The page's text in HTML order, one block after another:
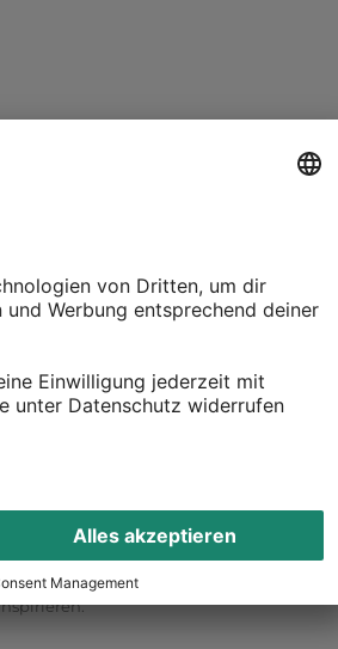
in deiner Nähe
in unseren 80 Filialen vor Ort oder online,
tolle Deko und lasse dich